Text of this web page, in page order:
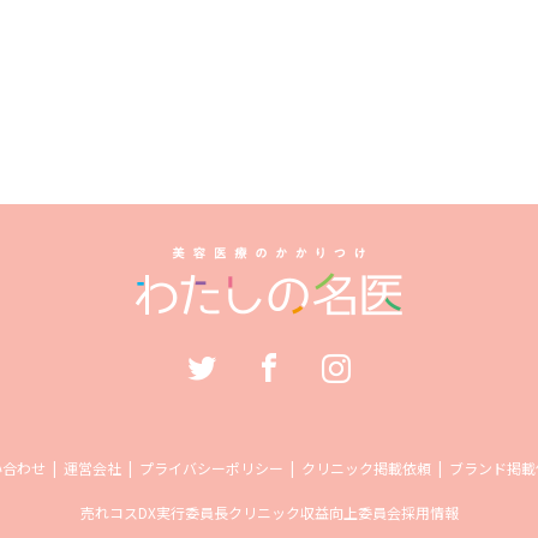
わせ 運営会社 プライバシーポリシー クリニック掲載依頼 ブランド掲
売れコスDX実行委員長クリニック収益向上委員会採用情報